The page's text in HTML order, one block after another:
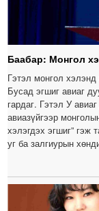
Баабар: Монгол
Гэтэл монгол хэлэнд
Бусад эгшиг авиаг
гардаг. Гэтэл У
авиазүйгээр
хэлэгдэх эгшиг” гэж
уг ба залгиурын